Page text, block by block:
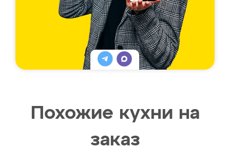
Похожие кухни на
заказ